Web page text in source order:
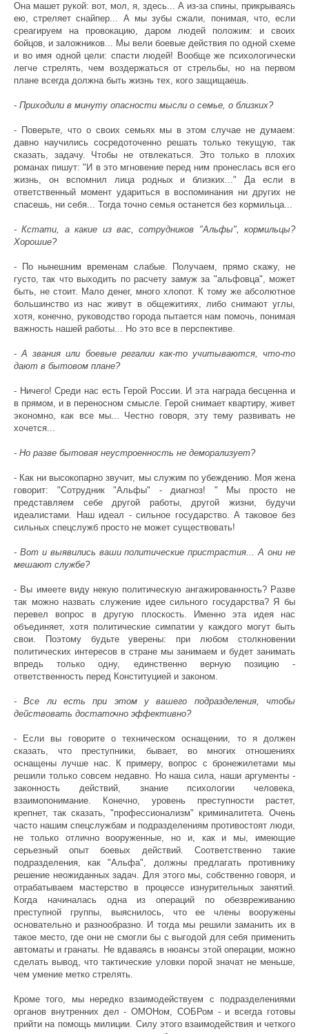
Она машет рукой: вот, мол, я, здесь... А из-за спины, прикрываясь
ею, стреляет снайпер... А мы зубы сжали, понимая, что, если
среагируем на провокацию, даром людей положим: и своих
бойцов, и заложников... Мы вели боевые действия по одной схеме
и во имя одной цели: спасти людей! Вообще же психологически
легче стрелять, чем воздержаться от стрельбы, но на первом
плане всегда должна быть жизнь тех, кого защищаешь.
- Приходили в минуту опасности мысли о семье, о близких?
- Поверьте, что о своих семьях мы в этом случае не думаем:
давно научились сосредоточенно решать только текущую, так
сказать, задачу. Чтобы не отвлекаться. Это только в плохих
романах пишут: "И в это мгновение перед ним пронеслась вся его
жизнь, он вспомнил лица родных и близких..." Да если в
ответственный момент удариться в воспоминания ни других не
спасешь, ни себя... Тогда точно семья останется без кормильца...
- Кстати, а какие из вас, сотрудников "Альфы", кормильцы?
Хорошие?
- По нынешним временам слабые. Получаем, прямо скажу, не
густо, так что выходить по расчету замуж за "альфовца", может
быть, не стоит. Мало денег, много хлопот. К тому же абсолютное
большинство из нас живут в общежитиях, либо снимают углы,
хотя, конечно, руководство города пытается нам помочь, понимая
важность нашей работы... Но это все в перспективе.
- А звания или боевые регалии как-то учитываются, что-то
дают в бытовом плане?
- Ничего! Среди нас есть Герой России. И эта награда бесценна и
в прямом, и в переносном смысле. Герой снимает квартиру, живет
экономно, как все мы... Честно говоря, эту тему развивать не
хочется...
- Но разве бытовая неустроенность не деморализует?
- Как ни высокопарно звучит, мы служим по убеждению. Моя жена
говорит: "Сотрудник "Альфы" - диагноз! " Мы просто не
представляем себе другой работы, другой жизни, будучи
идеалистами. Наш идеал - сильное государство. А таковое без
сильных спецслужб просто не может существовать!
- Вот и выявились ваши политические пристрастия... А они не
мешают службе?
- Вы имеете виду некую политическую ангажированность? Разве
так можно назвать служение идее сильного государства? Я бы
перевел вопрос в другую плоскость. Именно эта идея нас
объединяет, хотя политические симпатии у каждого могут быть
свои. Поэтому будьте уверены: при любом столкновении
политических интересов в стране мы занимаем и будет занимать
впредь только одну, единственно верную позицию -
ответственность перед Конституцией и законом.
- Все ли есть при этом у вашего подразделения, чтобы
действовать достаточно эффективно?
- Если вы говорите о техническом оснащении, то я должен
сказать, что преступники, бывает, во многих отношениях
оснащены лучше нас. К примеру, вопрос с бронежилетами мы
решили только совсем недавно. Но наша сила, наши аргументы -
законность действий, знание психологии человека,
взаимопонимание. Конечно, уровень преступности растет,
крепнет, так сказать, "профессионализм" криминалитета. Очень
часто нашим спецслужбам и подразделениям противостоят люди,
не только отлично вооруженные, но и, как и мы, имеющие
серьезный опыт боевых действий. Соответственно такие
подразделения, как "Альфа", должны предлагать противнику
решение неожиданных задач. Для этого мы, собственно говоря, и
отрабатываем мастерство в процессе изнурительных занятий.
Когда начиналась одна из операций по обезвреживанию
преступной группы, выяснилось, что ее члены вооружены
основательно и разнообразно. И тогда мы решили заманить их в
такое место, где они не смогли бы с выгодой для себя применить
автоматы и гранаты. Не вдаваясь в нюансы этой операции, можно
сделать вывод, что тактические уловки порой значат не меньше,
чем умение метко стрелять.
Кроме того, мы нередко взаимодействуем с подразделениями
органов внутренних дел - ОМОНом, СОБРом - и всегда готовы
прийти на помощь милиции. Силу этого взаимодействия и четкого